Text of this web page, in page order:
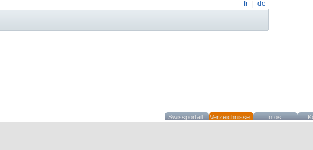
fr de
Swissportail Verzeichnisse Infos